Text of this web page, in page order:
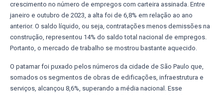
crescimento no número de empregos com carteira assinada. Entre
janeiro e outubro de 2023, a alta foi de 6,8% em relação ao ano
anterior. O saldo líquido, ou seja, contratações menos demissões na
construção, representou 14% do saldo total nacional de empregos.
Portanto, o mercado de trabalho se mostrou bastante aquecido.
O patamar foi puxado pelos números da cidade de São Paulo que,
somados os segmentos de obras de edificações, infraestrutura e
serviços, alcançou 8,6%, superando a média nacional. Esse